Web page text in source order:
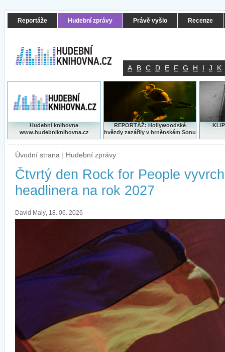
Reportáže Hudební zprávy Právě vyšlo Recenze
A B C D E F G H I J K
Hudební knihovna
www.hudebniknihovna.cz
REPORTÁŽ: Hollywoodské
hvězdy zazářily v brněnském Sonu
Úvodní strana | Hudební zprávy
Čtvrtý den Rock for People
headlinera na rok 2027
David Malý, 18. 06. 2026